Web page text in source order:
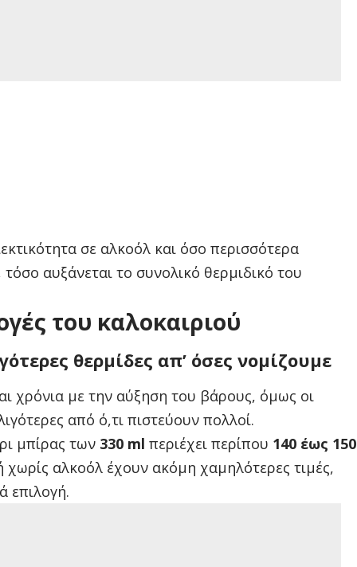
σε αλκοόλ και όσο περισσότερα
αυξάνεται το συνολικό θερμιδικό του
του καλοκαιριού
θερμίδες απ’ όσες νομίζουμε
χρόνια με την αύξηση του βάρους, όμως οι
από ό,τι πιστεύουν πολλοί.
μπίρας των 330 ml περιέχει περίπου 140 έως 150
χωρίς αλκοόλ έχουν ακόμη χαμηλότερες τιμές,
επιλογή.